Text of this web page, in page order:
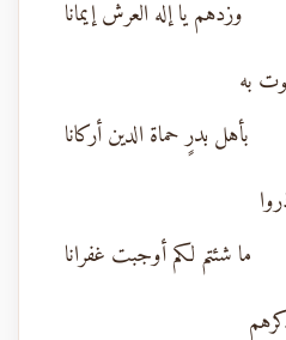
وزدهم يا إله العرش إيمانا
به
بأهل بدرٍ حماة الدين أركانا
ما شئتم لكم أوجبت غفرانا